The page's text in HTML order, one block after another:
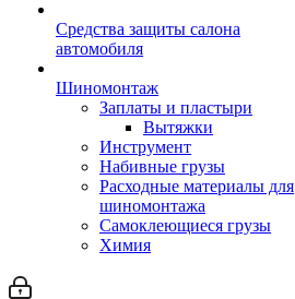
Средства защиты салона
автомобиля
Шиномонтаж
Заплаты и пластыри
Вытяжки
Инструмент
Набивные грузы
Расходные материалы для
шиномонтажа
Самоклеющиеся грузы
Химия